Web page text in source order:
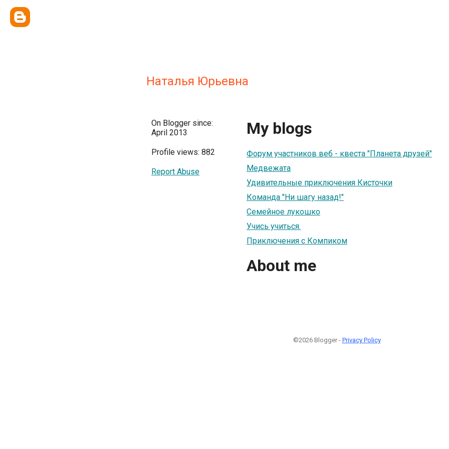
Наталья Юрьевна
On Blogger since:
April 2013
Profile views: 882
Report Abuse
My blogs
Форум участников веб - квеста "Планета друзей"
Медвежата
Удивительные приключения Кисточки
Команда "Ни шагу назад!"
Семейное лукошко
Учись учиться.
Приключения с Компиком
About me
©2026 Blogger - Privacy Policy